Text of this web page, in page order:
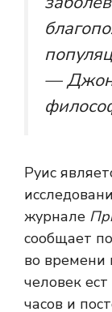
—
Руис
журнале
сообщает
во времени
человек
часов и